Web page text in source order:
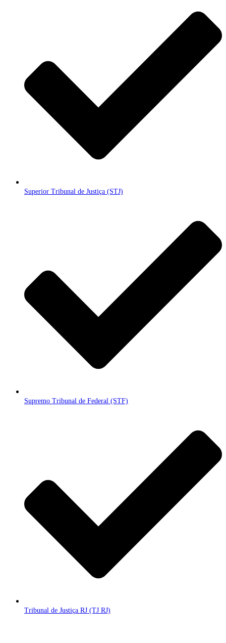
Superior Tribunal de Justiça (STJ)
Supremo Tribunal de Federal (STF)
Tribunal de Justiça RJ (TJ RJ)